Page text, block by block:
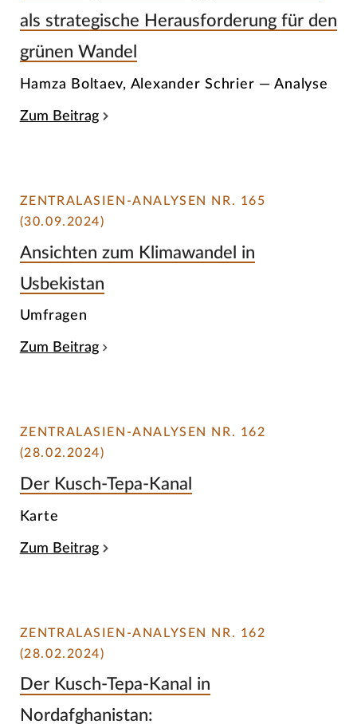
als strategische Herausforderung für den
grünen Wandel
Hamza Boltaev, Alexander Schrier — Analyse
Zum Beitrag
ZENTRALASIEN-ANALYSEN NR. 165
(30.09.2024)
Ansichten zum Klimawandel in
Usbekistan
Umfragen
Zum Beitrag
ZENTRALASIEN-ANALYSEN NR. 162
(28.02.2024)
Der Kusch-Tepa-Kanal
Karte
Zum Beitrag
ZENTRALASIEN-ANALYSEN NR. 162
(28.02.2024)
Der Kusch-Tepa-Kanal in
Nordafghanistan: